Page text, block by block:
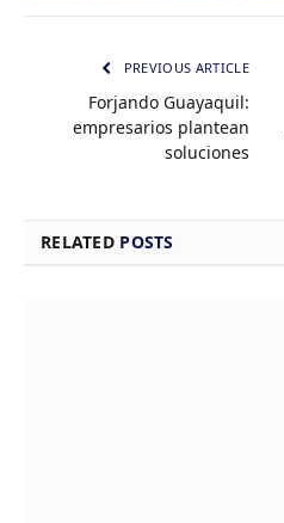
PREVIOUS ARTICLE
Forjando Guayaquil:
empresarios plantean
soluciones
RELATED POSTS